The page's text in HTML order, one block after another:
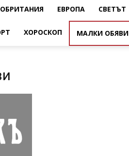
ЕВРОПА СВЕТЪТ
ХОРОСКОП МАЛКИ ОБЯВИ